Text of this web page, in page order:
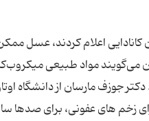
اعلام کردند، عسل
می‌گویند مواد طبیعی
جوزف مارسان از دانشگاه
زخم‌ های عفونی، برای صدها